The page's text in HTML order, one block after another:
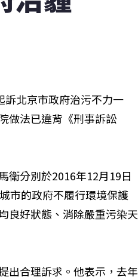
訴北京市政府治污不力一
做法已違背《刑事訴訟
衛分別於2016年12月19日
市的政府不履行環境保護
良好狀態、消除嚴重污染天
出合理訴求。他表示，去年